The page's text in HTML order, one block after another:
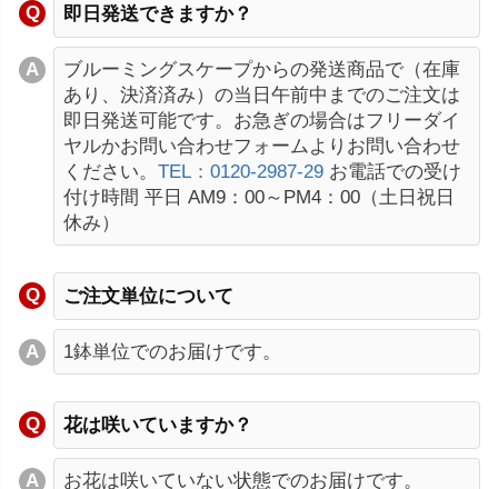
即日発送できますか？
ブルーミングスケープからの発送商品で（在庫
あり、決済済み）の当日午前中までのご注文は
即日発送可能です。お急ぎの場合はフリーダイ
ヤルかお問い合わせフォームよりお問い合わせ
ください。 TEL：0120-2987-29 お電話での受け
付け時間 平日 AM9：00～PM4：00（土日祝日
休み）
ご注文単位について
1鉢単位でのお届けです。
花は咲いていますか？
お花は咲いていない状態でのお届けです。